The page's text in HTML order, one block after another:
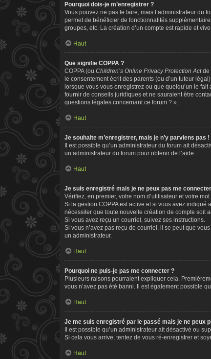
Pourquoi dois-je m’enregistrer ?
Vous pouvez ne pas le faire, mais l’administrateur du
permet de bénéficier de fonctionnalités
groupes, etc. La création d’un compte est rapide et
Haut
Que signifie COPPA ?
COPPA (ou Children’s Online Privacy Protection Actde
le consentement écrit des parents (ou d’un tuteur
lorsque vous vous enregistrez ou que quelqu’un le
fournir de conseils juridiques et ne sauraient être
questions légales concernant ce forum ? ».
Haut
Je souhaite m’enregistrer, mais je n’y parviens pas !
Il est possible qu’un administrateur du forum ait
un administrateur du forum pour obtenir de l’aide.
Haut
Je suis enregistré mais je ne peux pas me
Vérifiez, en premier, votre nom d’utilisateur et votre
Si la gestion COPPA est active et si vous avez
nécessiter que toute nouvelle création de compte soit
Si vous avez reçu un courriel, suivez ses instructions.
Si vous n’avez pas reçu de courriel, il se peut que
un administrateur.
Haut
Pourquoi ne puis-je pas me connecter ?
Plusieurs raisons pourraient expliquer cela.
vous n’avez pas été banni. Il est également possible
Haut
Je me suis enregistré par le passé mais je ne peux
Il est possible qu’un administrateur ait désactivé ou
Si cela vous arrive, tentez de vous ré-enregistrer et
Haut